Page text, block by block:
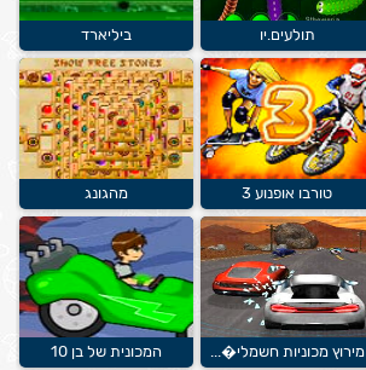
תולעים.יו ביליארד
טורבו אופנוע 3 מהגונג
מירוץ מכוניות חשמלי�... המכונית של בן 10